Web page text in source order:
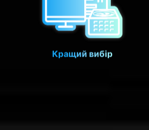
Кращий вибір